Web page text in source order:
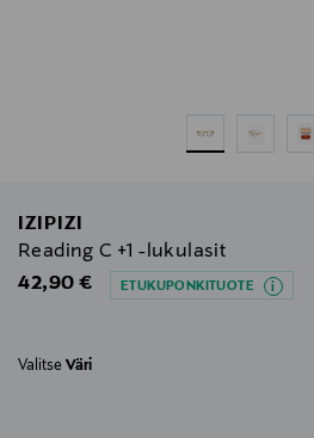
IZIPIZI
Reading C +1 -lukulasit
Original Price
42,90 € ETUKUPONKITUOTE
Valitse Väri